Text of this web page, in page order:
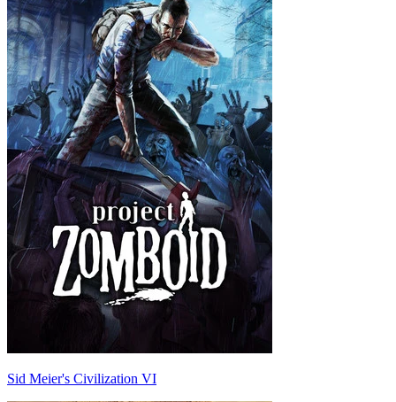
Sid Meier's Civilization VI